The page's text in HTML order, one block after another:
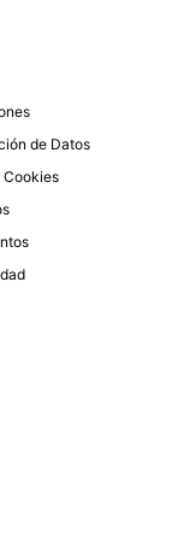
en
de Datos
Cookies